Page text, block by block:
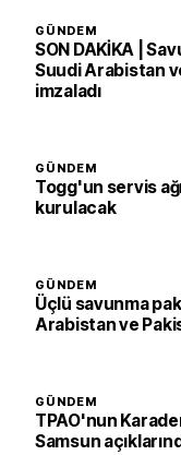
GÜNDEM
SON DAKİKA |
Suudi Arabistan
imzaladı
GÜNDEM
Togg'un servis
kurulacak
GÜNDEM
Üçlü savunma
Arabistan ve
GÜNDEM
TPAO'nun
Samsun